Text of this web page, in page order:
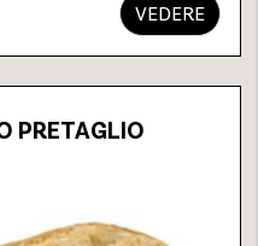
VEDERE
PRETAGLIO